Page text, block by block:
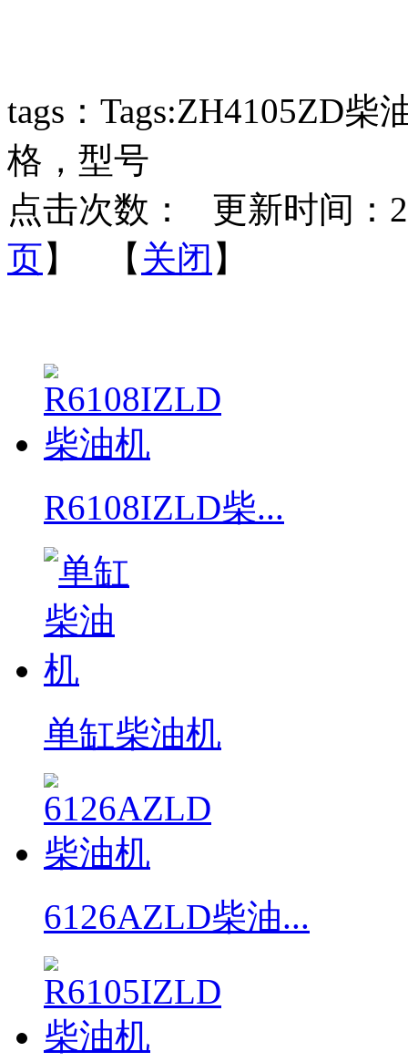
tags：Tags:ZH4105ZD
格，型号
点击次数：
更新时间：
页】 【 关闭 】
R6108IZLD柴...
单缸柴油机
6126AZLD柴油...